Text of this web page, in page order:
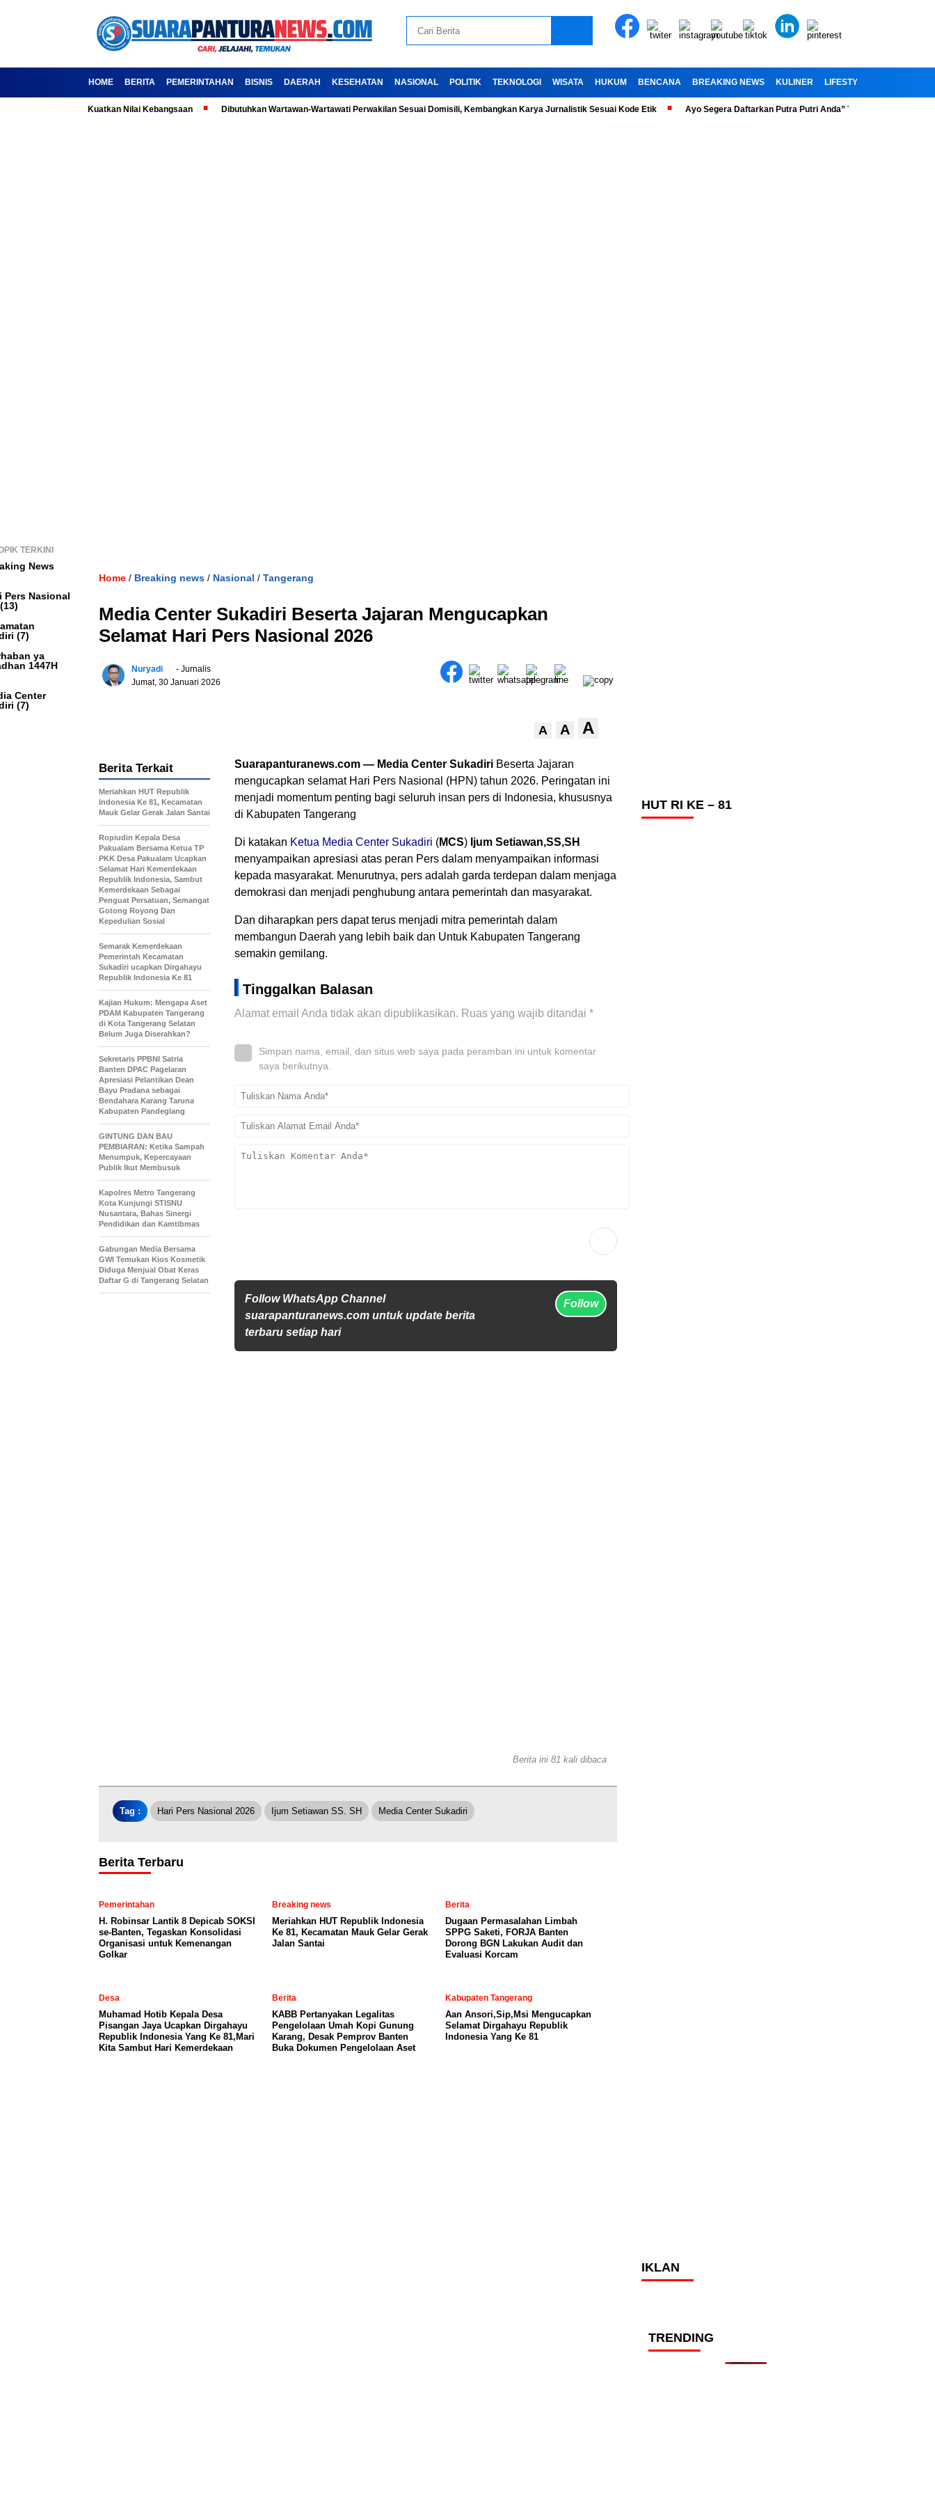
HOME BERITA PEMERINTAHAN BISNIS DAERAH KESEHATAN NASIONAL POLITIK TEKNOLOGI WISATA HUKUM BENCANA BREAKING NEWS KULINER LIFESTYLE
Ajak Media Kuatkan Nilai Kebangsaan Dibutuhkan Wartawan-Wartawati Perwakilan Sesuai Domisili, Kembangkan Karya Jurnalistik Sesuai Kode Etik Ayo Segera Daftarkan Putra Putri Anda” Telah Dibuka Penerimaan
TERKINI
News
Pers Nasional
(7)
ya
1447H
Center
(7)
Home / Breaking news / Nasional / Tangerang
Media Center Sukadiri Beserta Jajaran Mengucapkan
Selamat Hari Pers Nasional 2026
Nuryadi
- Jurnalis
Jumat, 30 Januari 2026
A A A
Suarapanturanews.com — Media Center Sukadiri Beserta Jajaran
mengucapkan selamat Hari Pers Nasional (HPN) tahun 2026. Peringatan ini
menjadi momentum penting bagi seluruh insan pers di Indonesia, khususnya
di Kabupaten Tangerang
Di katakan Ketua Media Center Sukadiri (MCS) Ijum Setiawan,SS,SH
menyampaikan apresiasi atas peran Pers dalam menyampaikan informasi
kepada masyarakat. Menurutnya, pers adalah garda terdepan dalam menjaga
demokrasi dan menjadi penghubung antara pemerintah dan masyarakat.
Dan diharapkan pers dapat terus menjadi mitra pemerintah dalam
membangun Daerah yang lebih baik dan Untuk Kabupaten Tangerang
semakin gemilang.
Tinggalkan Balasan
Alamat email Anda tidak akan dipublikasikan. Ruas yang wajib ditandai *
Simpan nama, email, dan situs web saya pada peramban ini untuk komentar
saya berikutnya.
Follow WhatsApp Channel
suarapanturanews.com untuk update berita
terbaru setiap hari
Follow
Berita Terkait
Meriahkan HUT Republik
Indonesia Ke 81, Kecamatan
Mauk Gelar Gerak Jalan Santai
Ropiudin Kepala Desa
Pakualam Bersama Ketua TP
PKK Desa Pakualam Ucapkan
Selamat Hari Kemerdekaan
Republik Indonesia, Sambut
Kemerdekaan Sebagai
Penguat Persatuan, Semangat
Gotong Royong Dan
Kepedulian Sosial
Semarak Kemerdekaan
Pemerintah Kecamatan
Sukadiri ucapkan Dirgahayu
Republik Indonesia Ke 81
Kajian Hukum: Mengapa Aset
PDAM Kabupaten Tangerang
di Kota Tangerang Selatan
Belum Juga Diserahkan?
Sekretaris PPBNI Satria
Banten DPAC Pagelaran
Apresiasi Pelantikan Dean
Bayu Pradana sebagai
Bendahara Karang Taruna
Kabupaten Pandeglang
GINTUNG DAN BAU
PEMBIARAN: Ketika Sampah
Menumpuk, Kepercayaan
Publik Ikut Membusuk
Kapolres Metro Tangerang
Kota Kunjungi STISNU
Nusantara, Bahas Sinergi
Pendidikan dan Kamtibmas
Gabungan Media Bersama
GWI Temukan Kios Kosmetik
Diduga Menjual Obat Keras
Daftar G di Tangerang Selatan
Berita ini 81 kali dibaca
Tag : Hari Pers Nasional 2026 Ijum Setiawan SS. SH Media Center Sukadiri
Berita Terbaru
Pemerintahan
H. Robinsar Lantik 8 Depicab SOKSI
se-Banten, Tegaskan Konsolidasi
Organisasi untuk Kemenangan
Golkar
Breaking news
Meriahkan HUT Republik Indonesia
Ke 81, Kecamatan Mauk Gelar Gerak
Jalan Santai
Berita
Dugaan Permasalahan Limbah
SPPG Saketi, FORJA Banten
Dorong BGN Lakukan Audit dan
Evaluasi Korcam
Desa
Muhamad Hotib Kepala Desa
Pisangan Jaya Ucapkan Dirgahayu
Republik Indonesia Yang Ke 81,Mari
Kita Sambut Hari Kemerdekaan
Berita
KABB Pertanyakan Legalitas
Pengelolaan Umah Kopi Gunung
Karang, Desak Pemprov Banten
Buka Dokumen Pengelolaan Aset
Kabupaten Tangerang
Aan Ansori,Sip,Msi Mengucapkan
Selamat Dirgahayu Republik
Indonesia Yang Ke 81
HUT RI KE – 81
IKLAN
TRENDING